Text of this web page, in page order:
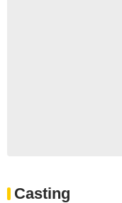
Casting